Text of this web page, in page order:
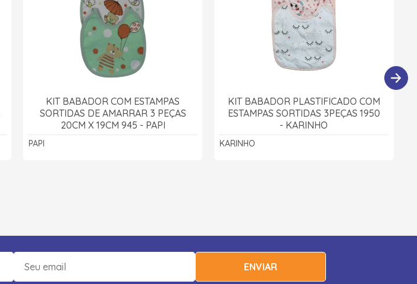
KIT BABADOR COM ESTAMPAS
SORTIDAS DE AMARRAR 3 PEÇAS
20CM X 19CM 945 - PAPI
PAPI
KIT BABADOR PLASTIFICADO COM
ESTAMPAS SORTIDAS 3PEÇAS 1950
- KARINHO
KARINHO
ENVIAR